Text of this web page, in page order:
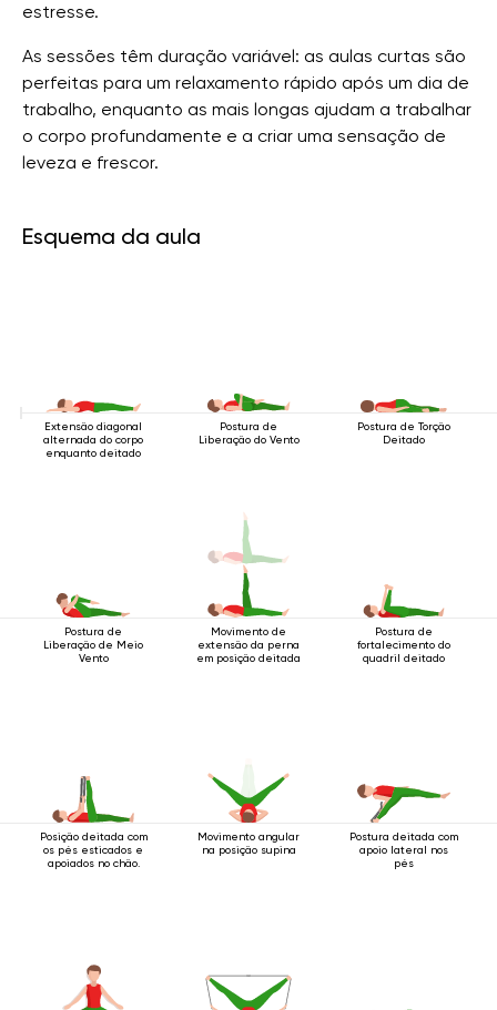
estresse.
As sessões têm duração variável: as aulas curtas são
perfeitas para um relaxamento rápido após um dia de
trabalho, enquanto as mais longas ajudam a trabalhar
o corpo profundamente e a criar uma sensação de
leveza e frescor.
Esquema da aula
Extensão diagonal
alternada do corpo
enquanto deitado
Postura de
Liberação do Vento
Postura de Torção
Deitado
Postura de
Liberação de Meio
Vento
Movimento de
extensão da perna
em posição deitada
Postura de
fortalecimento do
quadril deitado
Posição deitada com
os pés esticados e
apoiados no chão.
Movimento angular
na posição supina
Postura deitada com
apoio lateral nos
pés